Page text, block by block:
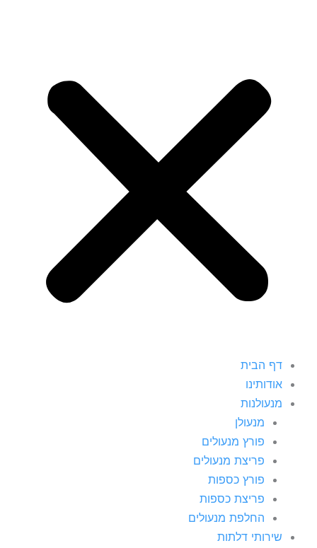
דף הבית
אודותינו
מנעולנות
מנעולן
פורץ מנעולים
פריצת מנעולים
פורץ כספות
פריצת כספות
החלפת מנעולים
שירותי דלתות